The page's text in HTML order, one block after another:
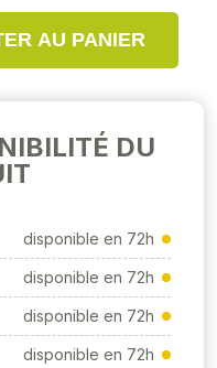
AU PANIER
DU
disponible en 72h
disponible en 72h
disponible en 72h
disponible en 72h